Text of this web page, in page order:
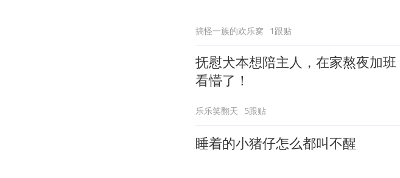
搞怪一族的欢乐窝 1跟贴
抚慰犬本想陪主人，在家熬夜加
看懵了！
乐乐笑翻天 5跟贴
睡着的小猪仔怎么都叫不醒